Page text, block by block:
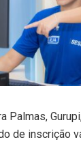
Palmas,
de inscrição